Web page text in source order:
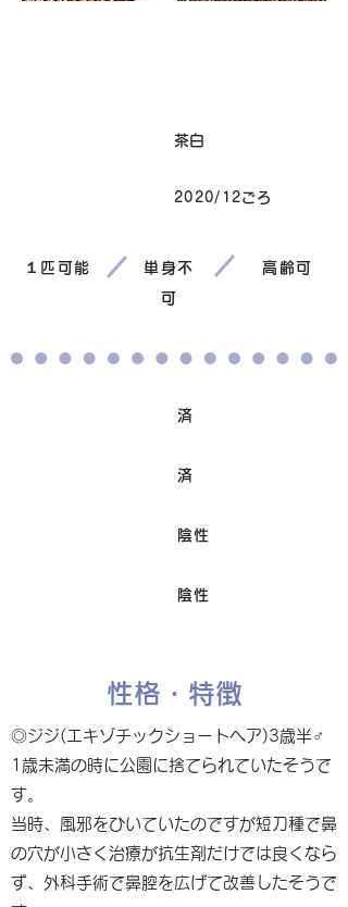
茶白
2020/12ごろ
１匹可能
単身不
可
高齢可
済
済
陰性
陰性
性格・特徴
◎ジジ(エキゾチックショートヘア)3歳半♂
1歳未満の時に公園に捨てられていたそうで
す。
当時、風邪をひいていたのですが短刀種で鼻
の穴が小さく治療が抗生剤だけでは良くなら
ず、外科手術で鼻腔を広げて改善したそうで